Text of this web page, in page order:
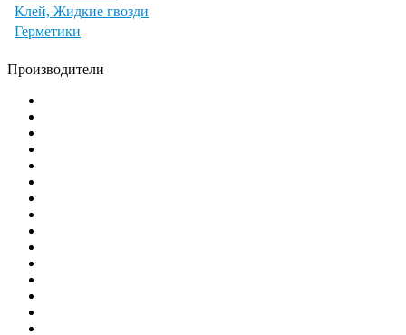
Клей, Жидкие гвозди
Герметики
Производители